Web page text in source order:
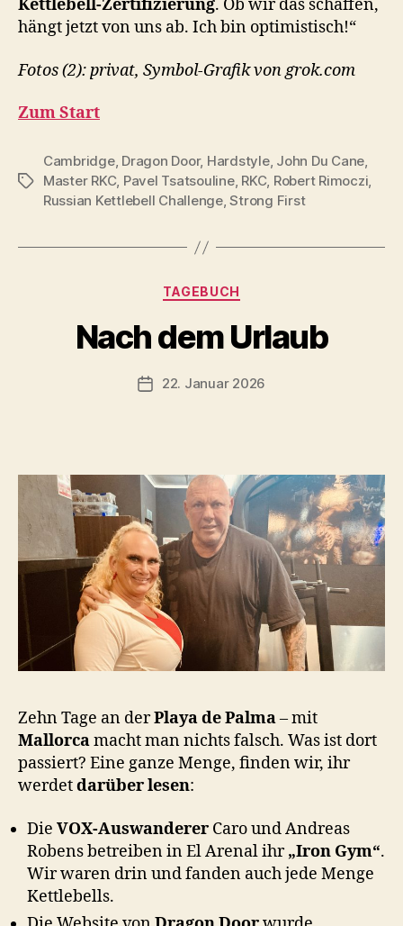
Kettlebell-Zertifizierung. Ob wir das schaffen,
hängt jetzt von uns ab. Ich bin optimistisch!“
Fotos (2): privat, Symbol-Grafik von grok.com
Zum Start
Schlagwörter
Cambridge, Dragon Door, Hardstyle, John Du Cane,
Master RKC, Pavel Tsatsouline, RKC, Robert Rimoczi,
Russian Kettlebell Challenge,Strong First
Kategorien
TAGEBUCH
Nach dem Urlaub
Beitragsautor
o
-
c
n
Beitragsdatum
22. Januar 2026
Zehn Tage an derPlaya de Palma– mit
Mallorcamacht man nichts falsch. Was ist dort
passiert? Eine ganze Menge, finden wir, ihr
werdetdarüber lesen:
Die VOX-Auswanderer Caro und Andreas
Robens betreiben in El Arenal ihr„Iron Gym“.
Wir waren drin und fanden auch jede Menge
Kettlebells.